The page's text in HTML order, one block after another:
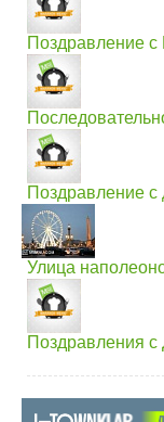
Поздравление
Поздравление
Улица
Поздравления